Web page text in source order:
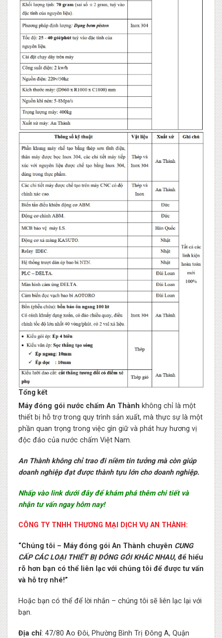
Tổng kết
Máy đóng gói nước chấm An Thành không chỉ là một
thiết bị hỗ trợ trong quy trình sản xuất, mà thực sự là một
phần quan trọng trong việc gìn giữ và phát huy hương vị
độc đáo của nước chấm Việt Nam.
An Thành không chỉ trao đi niềm tin tưởng mà còn giúp
doanh nghiệp đạt được thành tựu lớn cho doanh nghiệp.
Nhấp vào link dưới đây để khám phá thêm chi tiết và
nhận tư vấn ngay hôm nay!
CÔNG TY TNHH THƯƠNG MẠI DỊCH VỤ AN THÀNH:
“Chúng tôi – Máy đóng gói An Thành chuyên CUNG
CẤP CÁC LOẠI THIẾT BỊ ĐÓNG GÓI KHÁC NHAU, để hiểu
rõ hơn bạn có thể liên lạc với chúng tôi để được tư vấn
và hỗ trợ nhé!”
Hoặc bạn có thể để lời nhắn – chúng tôi sẽ liên lạc lại với
bạn.
Địa chỉ: 47/80 Ao Đôi, Phường Bình Trị Đông A, Quận